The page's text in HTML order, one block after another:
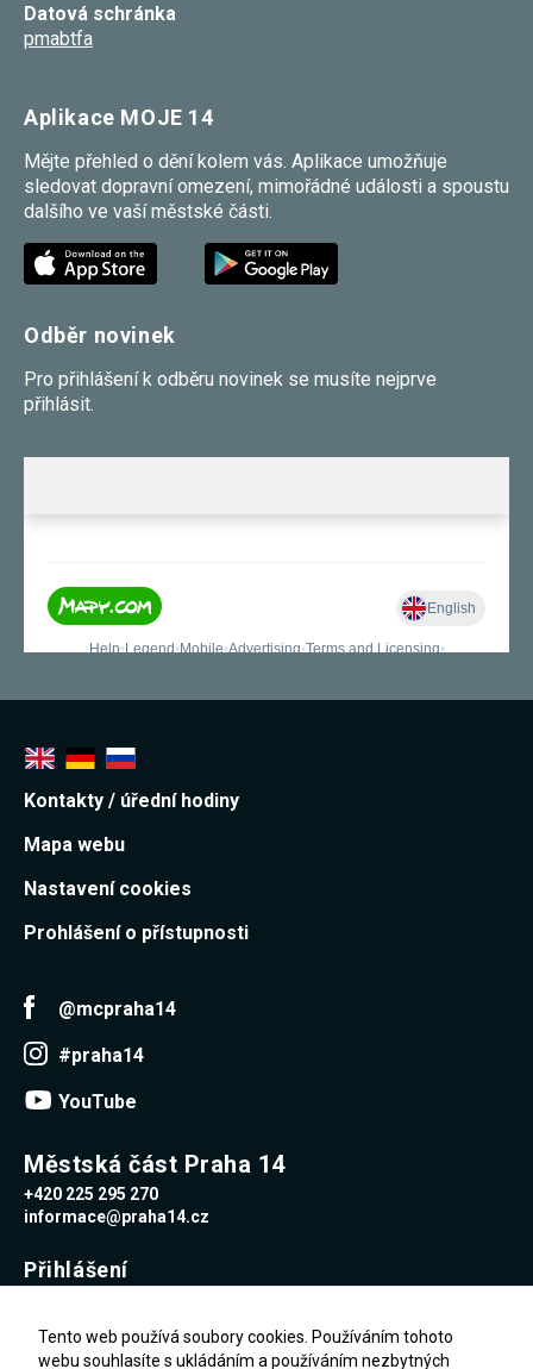
Datová schránka
pmabtfa
Aplikace MOJE 14
Mějte přehled o dění kolem vás. Aplikace umožňuje
sledovat dopravní omezení, mimořádné události a spoustu
dalšího ve vaší městské části.
Odběr novinek
Pro přihlášení k odběru novinek se musíte nejprve
přihlásit.
Kontakty / úřední hodiny
Mapa webu
Nastavení cookies
Prohlášení o přístupnosti
@mcpraha14
#praha14
YouTube
Městská část Praha 14
+420 225 295 270
informace@praha14.cz
Přihlášení
Tento web používá soubory cookies. Používáním tohoto
webu souhlasíte s ukládáním a používáním nezbytných